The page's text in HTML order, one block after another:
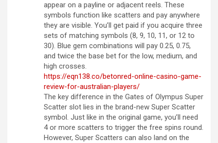
appear on a payline or adjacent reels. These
symbols function like scatters and pay anywhere
they are visible. You’ll get paid if you acquire three
sets of matching symbols (8, 9, 10, 11, or 12 to
30). Blue gem combinations will pay 0.25, 0.75,
and twice the base bet for the low, medium, and
high crosses.
https://eqn138.co/betonred-online-casino-game-
review-for-australian-players/
The key difference in the Gates of Olympus Super
Scatter slot lies in the brand-new Super Scatter
symbol. Just like in the original game, you’ll need
4 or more scatters to trigger the free spins round.
However, Super Scatters can also land on the